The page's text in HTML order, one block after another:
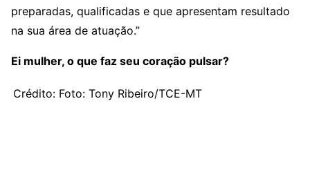
preparadas, qualificadas e que apresentam resultado
na sua área de atuação.”
Ei mulher, o que faz seu coração pulsar?
Crédito: Foto: Tony Ribeiro/TCE-MT